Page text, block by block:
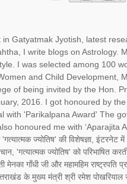
in Gatyatmak Jyotish, latest
I write blogs on Astrology.
I was selected among 100
and Child Development,
of being invited by the Hon.
2016. I got honoured by
with 'Parikalpana Award' The
honoured me with ‘Aparajita
'गत्यात्मक ज्योतिष' की विशेषज्ञा,
'गत्यात्मक ज्योतिष' को परिभाषित
मेनका गाँधी जी और महामहिम
के मुख्य मंत्री श्री रमेश पोखरियाल